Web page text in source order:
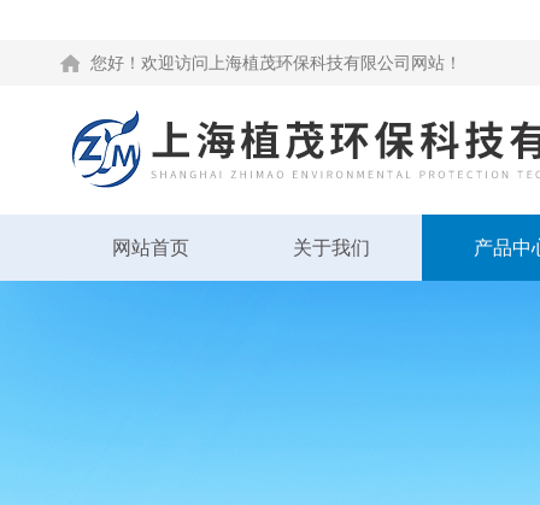
您好！欢迎访问上海植茂环保科技有限公司网站！
网站首页 关于我们 产品中